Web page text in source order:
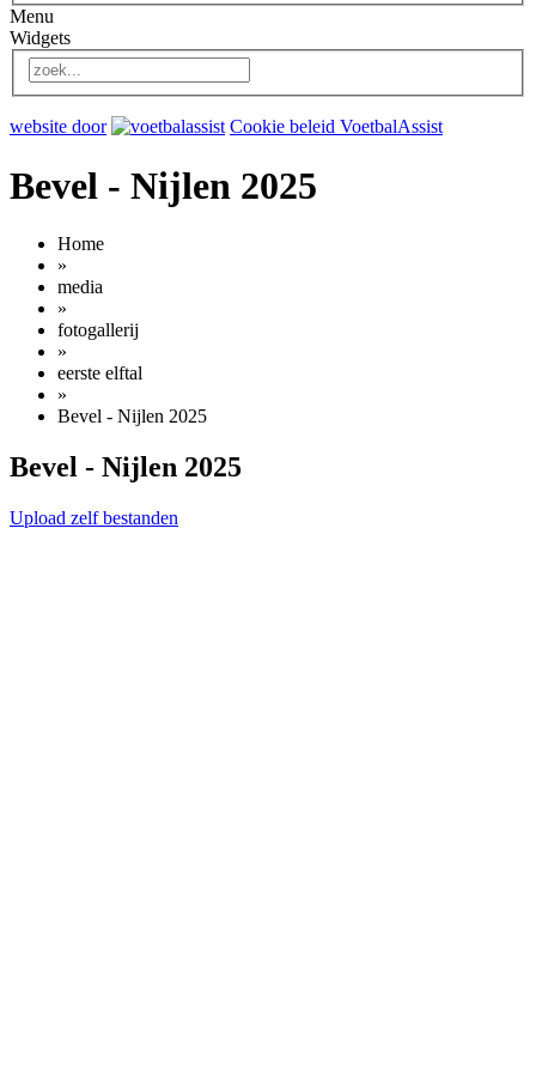
Menu
Widgets
website door Cookie beleid VoetbalAssist
Bevel - Nijlen 2025
Home
»
media
»
fotogallerij
»
eerste elftal
»
Bevel - Nijlen 2025
Bevel - Nijlen 2025
Upload zelf bestanden